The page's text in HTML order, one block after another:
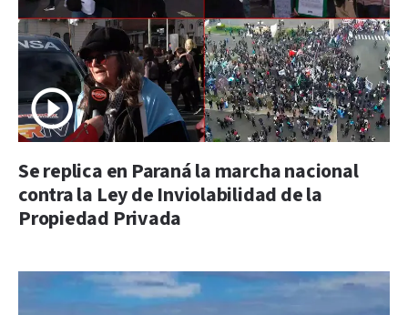
Se replica en Paraná la marcha nacional
contra la Ley de Inviolabilidad de la
Propiedad Privada